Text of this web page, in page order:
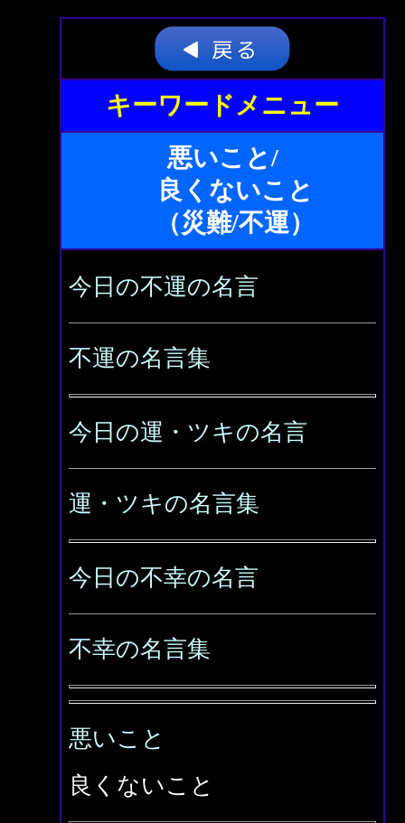
キーワードメニュー
悪いこと/
良くないこと
（災難/不運）
今日の不運の名言
不運の名言集
今日の運・ツキの名言
運・ツキの名言集
今日の不幸の名言
不幸の名言集
悪いこと
良くないこと